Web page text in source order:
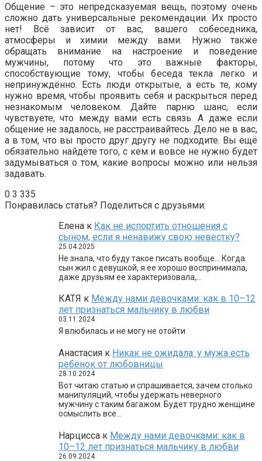
Общение – это непредсказуемая вещь, поэтому очень
сложно дать универсальные рекомендации. Их просто
нет! Всё зависит от вас, вашего собеседника,
атмосферы и химии между вами. Нужно также
обращать внимание на настроение и поведение
мужчины, потому что это важные факторы,
способствующие тому, чтобы беседа текла легко и
непринуждённо. Есть люди открытые, а есть те, кому
нужно время, чтобы проявить себя и раскрыться перед
незнакомым человеком. Дайте парню шанс, если
чувствуете, что между вами есть связь. А даже если
общение не задалось, не расстраивайтесь. Дело не в вас,
а в том, что вы просто друг другу не подходите. Вы ещё
обязательно найдёте того, с кем и вовсе не нужно будет
задумываться о том, какие вопросы можно или нельзя
задавать.
0 3 335
Понравилась статья? Поделиться с друзьями:
Елена к Как не испортить отношения с
сыном, если я ненавижу свою невестку?
25.04.2025
Не знала, что буду такое писать вообще… Когда
сын жил с девушкой, я ее хорошо воспринимала,
даже друзьям ее характеризовала,…
КАТЯ к Между нами девочками: как в 10–12
лет признаться мальчику в любви
03.11.2024
Я влюбилась и не могу не отойти
Анастасия к Никак не ожидала: у мужа есть
ребёнок от любовницы
28.10.2024
Вот читаю статью и спрашивается, зачем столько
манипуляций, чтобы удержать неверного
мужчину с таким багажом. Будет трудно женщине
осмыслить все…
Нарцисса к Между нами девочками: как в
10–12 лет признаться мальчику в любви
26.09.2024